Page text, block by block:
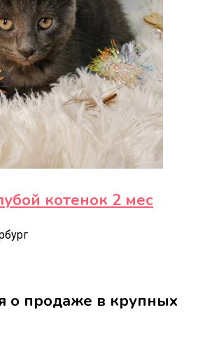
котенок 2 мес
о продаже в крупных